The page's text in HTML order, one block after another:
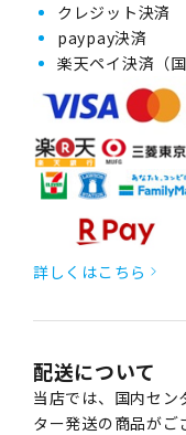
クレジット決済
paypay決済
楽天ペイ決済（国
詳しくはこちら
配送について
当店では、国内セン
ター発送の商品がご